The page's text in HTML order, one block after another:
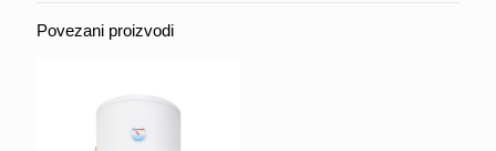
(A296
15)
Povezani proizvodi